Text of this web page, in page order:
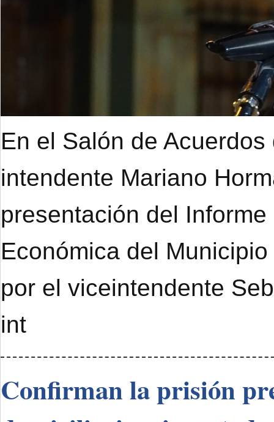
En el Salón de
intendente Mariano
presentación del
Económica del
por el viceintendente
int
Confirman la prisión